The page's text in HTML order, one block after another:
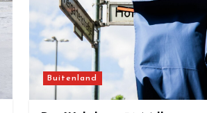
Buitenland